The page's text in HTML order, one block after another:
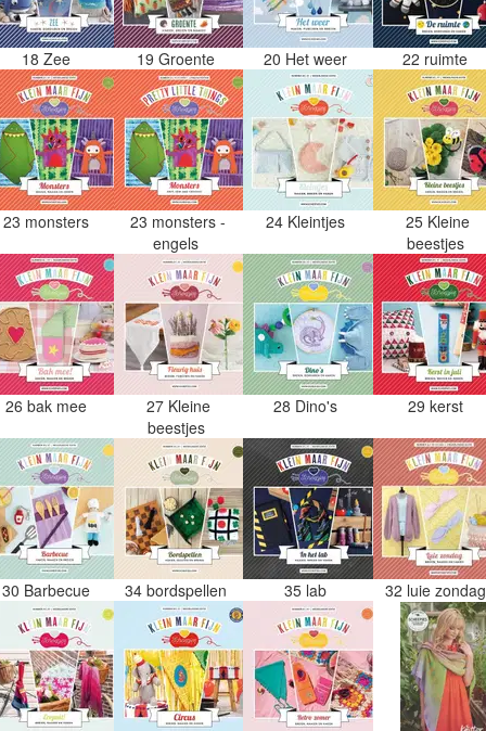
18 Zee 19 Groente 20 Het weer 22 ruimte
23 monsters
23 monsters -
engels
24 Kleintjes
25 Kleine
beestjes
26 bak mee
27 Kleine
beestjes
28 Dino's 29 kerst
30 Barbecue 34 bordspellen 35 lab 32 luie